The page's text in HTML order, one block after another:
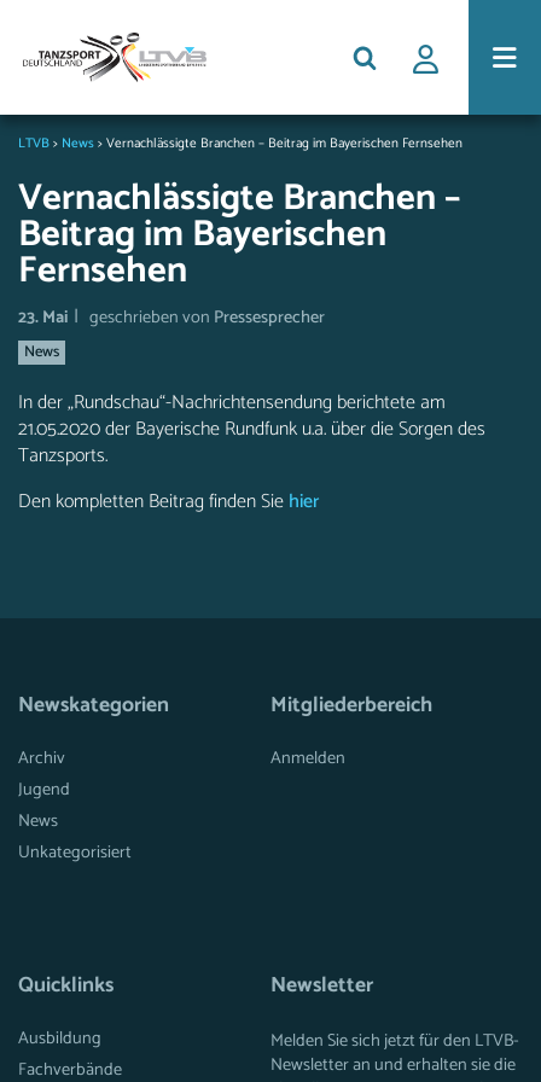
LTVB> News>Vernachlässigte Branchen – Beitrag im Bayerischen Fernsehen
Vernachlässigte Branchen –
Beitrag im Bayerischen
Fernsehen
23. Mai | geschrieben von Pressesprecher
News
In der „Rundschau“-Nachrichtensendung berichtete am
21.05.2020 der Bayerische Rundfunk u.a. über die Sorgen des
Tanzsports.
Den kompletten Beitrag finden Siehier
Newskategorien
Archiv
Jugend
News
Unkategorisiert
Mitgliederbereich
Anmelden
Quicklinks
Ausbildung
Fachverbände
Newsletter
Melden Sie sich jetzt für den LTVB-
Newsletter an und erhalten sie die